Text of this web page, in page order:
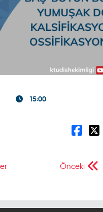
15:00
Önceki